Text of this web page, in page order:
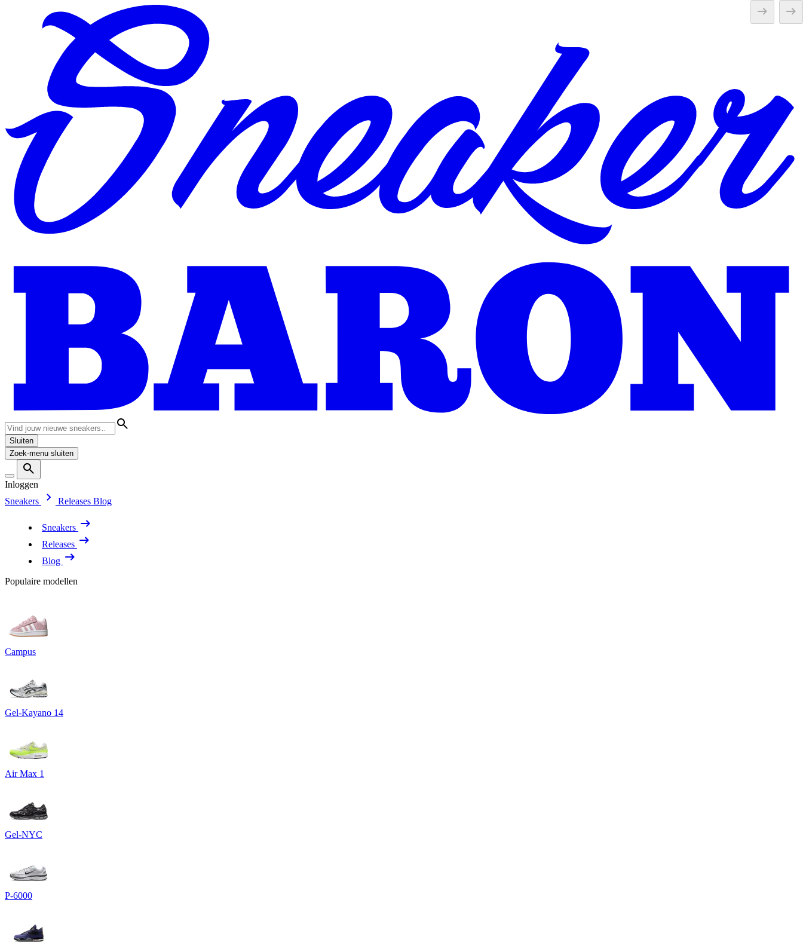
Sluiten
Zoek-menu sluiten
Inloggen
Sneakers
Releases Blog
Sneakers
Releases
Blog
Populaire modellen
Campus
Gel-Kayano 14
Air Max 1
Gel-NYC
P-6000